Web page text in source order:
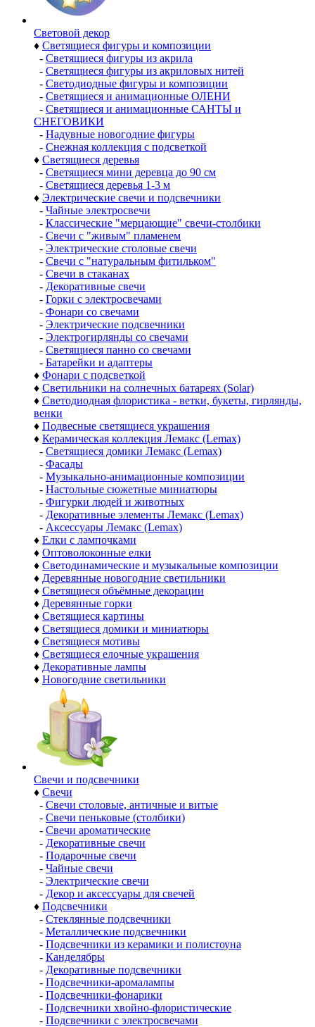
Световой декор
♦ Светящиеся фигуры и композиции
- Светящиеся фигуры из акрила
- Светящиеся фигуры из акриловых нитей
- Светодиодные фигуры и композиции
- Светящиеся и анимационные ОЛЕНИ
- Светящиеся и анимационные САНТЫ и
СНЕГОВИКИ
- Надувные новогодние фигуры
- Снежная коллекция с подсветкой
♦ Светящиеся деревья
- Светящиеся мини деревца до 90 см
- Светящиеся деревья 1-3 м
♦ Электрические свечи и подсвечники
- Чайные электросвечи
- Классические "мерцающие" свечи-столбики
- Свечи с "живым" пламенем
- Электрические столовые свечи
- Свечи с "натуральным фитильком"
- Свечи в стаканах
- Декоративные свечи
- Горки с электросвечами
- Фонари со свечами
- Электрические подсвечники
- Электрогирлянды со свечами
- Светящиеся панно со свечами
- Батарейки и адаптеры
♦ Фонари с подсветкой
♦ Светильники на солнечных батареях (Solar)
♦ Светодиодная флористика - ветки, букеты, гирлянды,
венки
♦ Подвесные светящиеся украшения
♦ Керамическая коллекция Лемакс (Lemax)
- Светящиеся домики Лемакс (Lemax)
- Фасады
- Музыкально-анимационные композиции
- Настольные сюжетные миниатюры
- Фигурки людей и животных
- Декоративные элементы Лемакс (Lemax)
- Аксессуары Лемакс (Lemax)
♦ Елки с лампочками
♦ Оптоволоконные елки
♦ Светодинамические и музыкальные композиции
♦ Деревянные новогодние светильники
♦ Светящиеся объёмные декорации
♦ Деревянные горки
♦ Светящиеся картины
♦ Светящиеся домики и миниатюры
♦ Светящиеся мотивы
♦ Светящиеся елочные украшения
♦ Декоративные лампы
♦ Новогодние светильники
Свечи и подсвечники
♦ Свечи
- Свечи столовые, античные и витые
- Свечи пеньковые (столбики)
- Свечи ароматические
- Декоративные свечи
- Подарочные свечи
- Чайные свечи
- Электрические свечи
- Декор и аксессуары для свечей
♦ Подсвечники
- Стеклянные подсвечники
- Металлические подсвечники
- Подсвечники из керамики и полистоуна
- Канделябры
- Декоративные подсвечники
- Подсвечники-аромалампы
- Подсвечники-фонарики
- Подсвечники хвойно-флористические
- Подсвечники с электросвечами